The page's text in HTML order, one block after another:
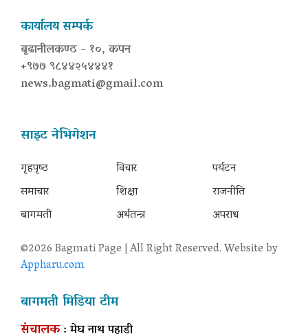
कार्यालय सम्पर्क
बूढानीलकण्ठ - १०, कपन
+९७७ ९८४४२५४४४१
news.bagmati@gmail.com
साइट नेभिगेशन
गृहपृष्‍ठ
समाचार
बागमती
विचार
शिक्षा
अर्थतन्त्र
पर्यटन
राजनीति
अपराध
©2026 Bagmati Page | All Right Reserved. Website by
Appharu.com
बागमती मिडिया टीम